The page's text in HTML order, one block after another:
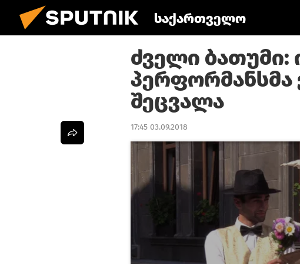
საქართველო
ძველი
პერფორმანსმა
შეცვალა
17:45 03.09.2018